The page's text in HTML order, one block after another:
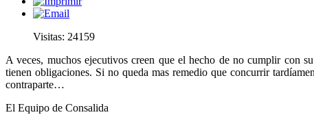
Visitas: 24159
A veces, muchos ejecutivos creen que el hecho de no cumplir con
tienen obligaciones. Si no queda mas remedio que concurrir
contraparte…
El Equipo de Consalida